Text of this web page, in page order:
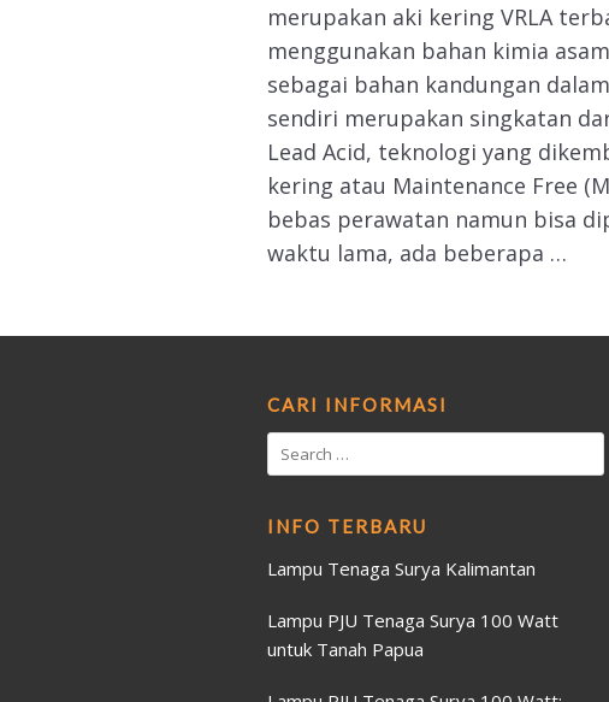
merupakan aki kering VRLA
menggunakan bahan kimia
sebagai bahan kandungan
sendiri merupakan singkatan
Lead Acid, teknologi yang
kering atau Maintenance Free
bebas perawatan namun bisa
waktu lama, ada beberapa …
CARI INFORMASI
INFO TERBARU
Lampu Tenaga Surya Kalimantan
Lampu PJU Tenaga Surya 100 Watt
untuk Tanah Papua